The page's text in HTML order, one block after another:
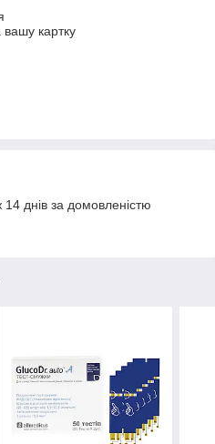
вашу картку
днів за домовленістю